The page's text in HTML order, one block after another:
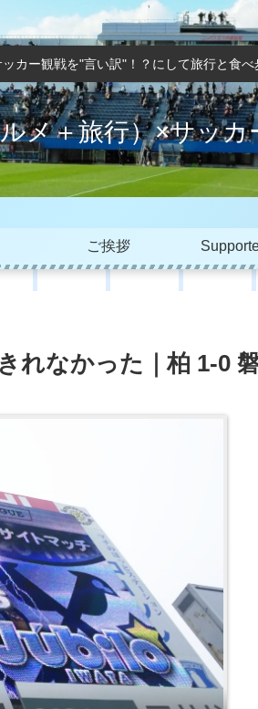
ッカー観戦を"言い訳"！？にして旅行と食べ
メ＋旅行）×サッカ
ご挨拶
れなかった｜柏 1-0